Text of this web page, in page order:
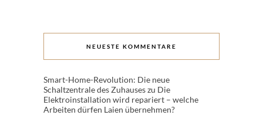
NEUESTE KOMMENTARE
Smart-Home-Revolution: Die neue
Schaltzentrale des Zuhauseszu Die
Elektroinstallation wird repariert – welche
Arbeiten dürfen Laien übernehmen?